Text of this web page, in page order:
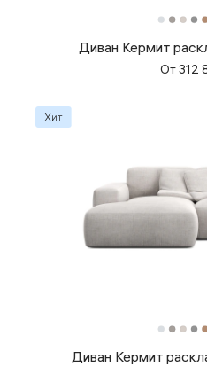
Диван Кермит
От312
Диван Кермит